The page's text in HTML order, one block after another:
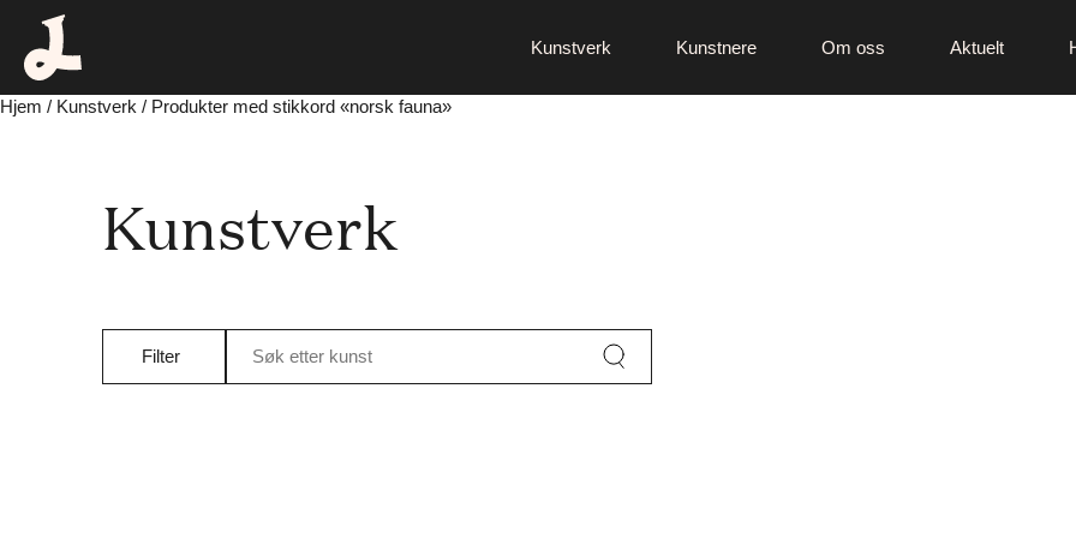
Kunstverk Kunstnere Om oss Aktuelt
Hjem / Kunstverk / Produkter med stikkord «norsk fauna»
Kunstverk
Filter Søk etter kunst